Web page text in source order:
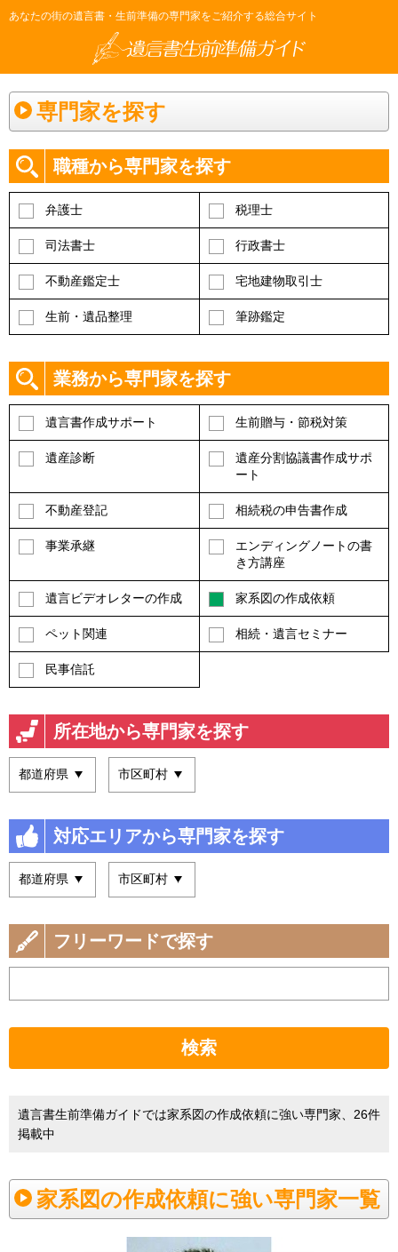
あなたの街の遺言書・生前準備の専門家をご紹介する総合サイト
専門家を探す
職種から専門家を探す
弁護士 税理士
司法書士 行政書士
不動産鑑定士 宅地建物取引士
生前・遺品整理 筆跡鑑定
業務から専門家を探す
遺言書作成サポート 生前贈与・節税対策
遺産診断
遺産分割協議書作成サポ
ート
不動産登記 相続税の申告書作成
事業承継
エンディングノートの書
き方講座
遺言ビデオレターの作成 家系図の作成依頼
ペット関連 相続・遺言セミナー
民事信託
所在地から専門家を探す
対応エリアから専門家を探す
フリーワードで探す
検索
遺言書生前準備ガイドでは家系図の作成依頼に強い専門家、26件
掲載中
家系図の作成依頼に強い専門家一覧